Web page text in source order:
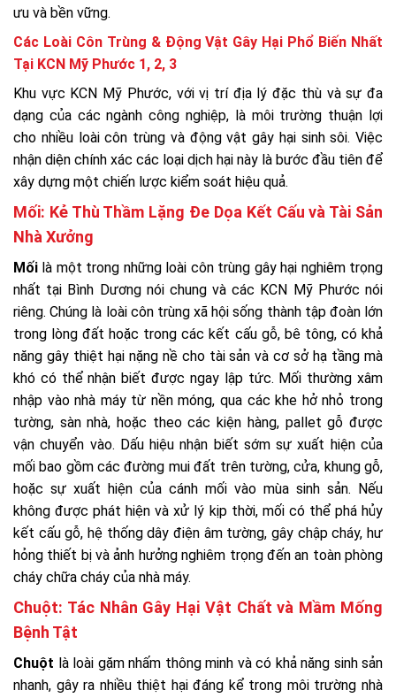
ưu và bền vững.
Các Loài Côn Trùng & Động Vật Gây Hại Phổ Biến Nhất
Tại KCN Mỹ Phước 1, 2, 3
Khu vực KCN Mỹ Phước, với vị trí địa lý đặc thù và sự đa
dạng của các ngành công nghiệp, là môi trường thuận lợi
cho nhiều loài côn trùng và động vật gây hại sinh sôi. Việc
nhận diện chính xác các loại dịch hại này là bước đầu tiên để
xây dựng một chiến lược kiểm soát hiệu quả.
Mối: Kẻ Thù Thầm Lặng Đe Dọa Kết Cấu và Tài Sản
Nhà Xưởng
Mối là một trong những loài côn trùng gây hại nghiêm trọng
nhất tại Bình Dương nói chung và các KCN Mỹ Phước nói
riêng. Chúng là loài côn trùng xã hội sống thành tập đoàn lớn
trong lòng đất hoặc trong các kết cấu gỗ, bê tông, có khả
năng gây thiệt hại nặng nề cho tài sản và cơ sở hạ tầng mà
khó có thể nhận biết được ngay lập tức. Mối thường xâm
nhập vào nhà máy từ nền móng, qua các khe hở nhỏ trong
tường, sàn nhà, hoặc theo các kiện hàng, pallet gỗ được
vận chuyển vào. Dấu hiệu nhận biết sớm sự xuất hiện của
mối bao gồm các đường mui đất trên tường, cửa, khung gỗ,
hoặc sự xuất hiện của cánh mối vào mùa sinh sản. Nếu
không được phát hiện và xử lý kịp thời, mối có thể phá hủy
kết cấu gỗ, hệ thống dây điện âm tường, gây chập cháy, hư
hỏng thiết bị và ảnh hưởng nghiêm trọng đến an toàn phòng
cháy chữa cháy của nhà máy.
Chuột: Tác Nhân Gây Hại Vật Chất và Mầm Mống
Bệnh Tật
Chuột là loài gặm nhấm thông minh và có khả năng sinh sản
nhanh, gây ra nhiều thiệt hại đáng kể trong môi trường nhà